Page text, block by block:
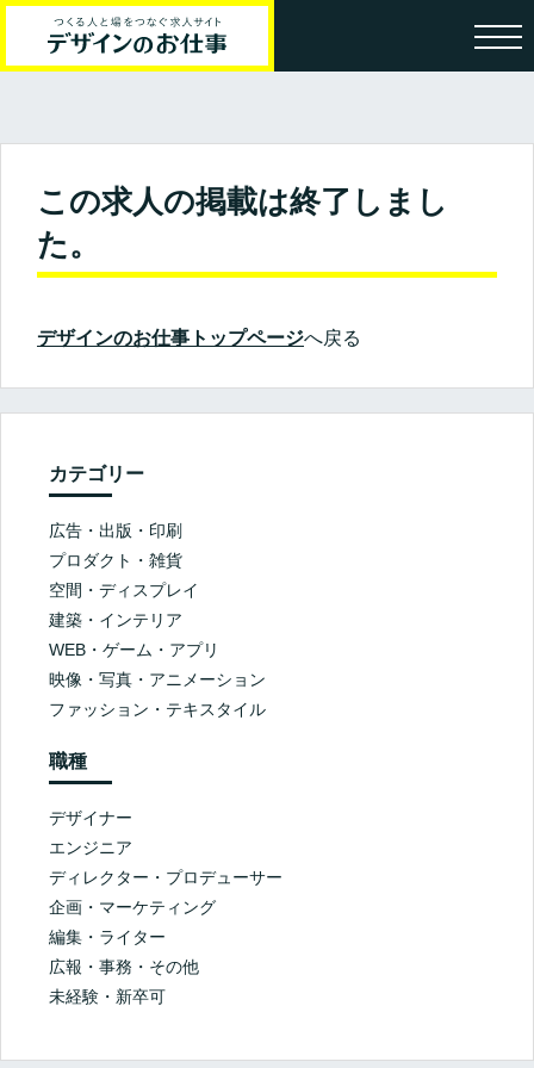
この求人の掲載は終了しまし
た。
デザインのお仕事トップページへ戻る
カテゴリー
広告・出版・印刷
プロダクト・雑貨
空間・ディスプレイ
建築・インテリア
WEB・ゲーム・アプリ
映像・写真・アニメーション
ファッション・テキスタイル
職種
デザイナー
エンジニア
ディレクター・プロデューサー
企画・マーケティング
編集・ライター
広報・事務・その他
未経験・新卒可